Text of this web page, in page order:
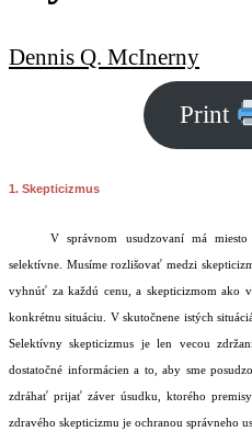
Dennis Q. McInerny
Print
1. Skepticizmus
V správnom usudzovaní má
selektívne. Musíme rozlišovať medzi
vyhnúť za každú cenu, a skepticizmom ako
konkrétnu situáciu. V skutočnene istých
Selektívny skepticizmus je len vecou
dostatočné informácien a to, aby sme
zdráhať prijať záver úsudku, ktorého
zdravého skepticizmu je ochranou správneho